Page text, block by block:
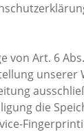
Art. 6
unserer
die